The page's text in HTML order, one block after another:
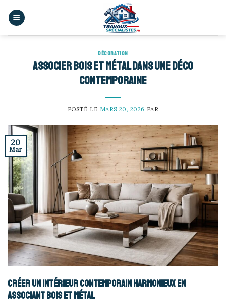
DÉCORATION
Associer bois et métal dans une déco
contemporaine
POSTÉ LE MARS 20, 2026 PAR
20
Mar
Créer un intérieur contemporain harmonieux en
associant bois et métal